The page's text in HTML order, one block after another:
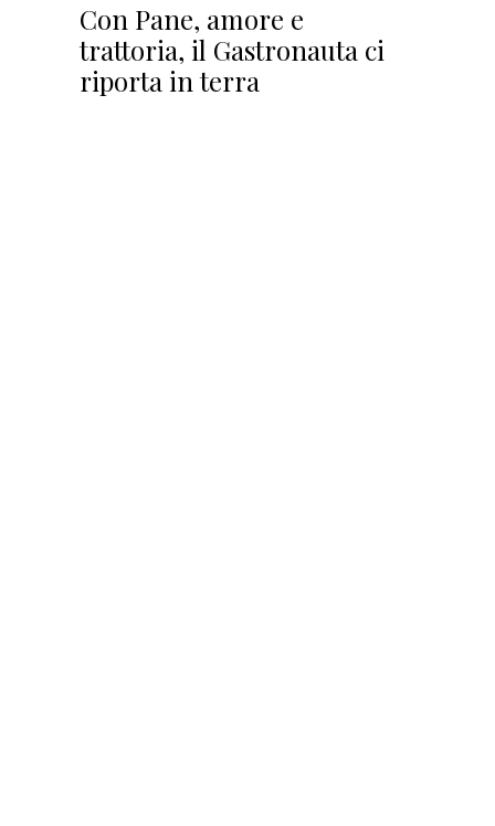
Con Pane, amore e
trattoria, il Gastronauta ci
riporta in terra